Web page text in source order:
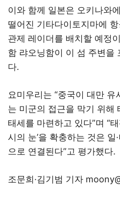
이와 함께 일본은 오키나와
떨어진 기타다이토지마에
관제 레이더를 배치할 예정
함 랴오닝함이 이 섬 주변을
다.
요미우리는 “중국이 대만
는 미군의 접근을 막기 위해
태세를 마련하고 있다”며 “
시의 눈’을 확충하는 것은
으로 연결된다”고 평가했다.
조문희·김기범 기자